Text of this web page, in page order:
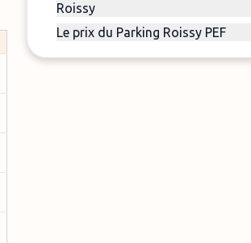
Roissy
Le prix du Parking Roissy PEF